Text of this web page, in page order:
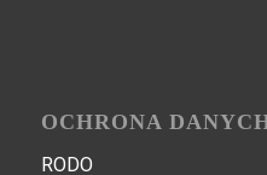
OCHRONA
RODO